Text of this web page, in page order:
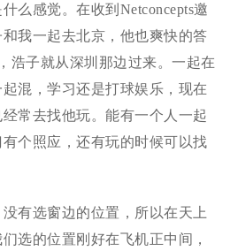
么感觉。在收到Netconcepts邀
我一起去北京，他也爽快的答
浩子就从深圳那边过来。一起在
混，学习还是打球娱乐，现在
常去找他玩。能有一个人一起
个照应，还有玩的时候可以找
有选窗边的位置，所以在天上
选的位置刚好在飞机正中间，